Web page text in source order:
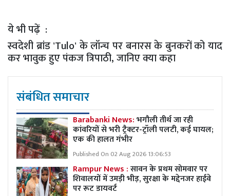
ये भी पढ़ें :
स्वदेशी ब्रांड 'Tulo' के लॉन्च पर बनारस के बुनकरों को याद
कर भावुक हुए पंकज त्रिपाठी, जानिए क्या कहा
संबंधित समाचार
Barabanki News:भगौली तीर्थ जा रही
कांवरियों से भरी ट्रैक्टर-ट्रॉली पलटी, कई घायल;
एक की हालत गंभीर
Published On 02 Aug 2026 13:06:53
Rampur News :सावन के प्रथम सोमवार पर
शिवालयों में उमड़ी भीड़, सुरक्षा के मद्देनजर हाईवे
पर रूट डायवर्ट